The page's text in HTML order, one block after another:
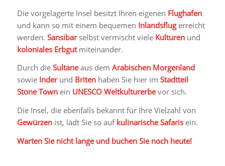
Die vorgelagerte Insel besitzt Ihren eigenen Flughafen
und kann so mit einem bequemen Inlandsflugerreicht
werden. Sansibarselbst vermischt viele Kulturenund
koloniales Erbgutmiteinander.
Durch die Sultaneaus dem Arabischen Morgenland
sowie Inderund Britenhaben Sie hier im Stadtteil
Stone Townein UNESCO Weltkulturerbevor sich.
Die Insel, die ebenfalls bekannt für Ihre Vielzahl von
Gewürzenist, lädt Sie so aufkulinarische Safarisein.
Warten Sie nicht lange und buchen Sie noch heute!